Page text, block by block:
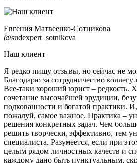
Евгения Матвеенко-Сотникова
@sudexpert_sotnikova
Наш клиент
Я редко пишу отзывы, но сейчас не
Благодарю за сотрудничество
Все-таки хороший юрист – редкость.
сочетание высочайшей эрудиции,
подкованности и богатой практики.
пожалуй, самое важное. Практика –
решения конкретных задач. Чем
решить творчески, эффективно, тем
специалиста. Разумеется, если при
целым рядом личностных качеств и
каждому дано быть пунктуальным,